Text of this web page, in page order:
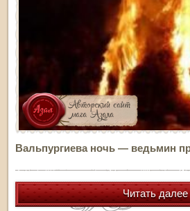
Вальпургиева ночь — ведьмин
Читать далее